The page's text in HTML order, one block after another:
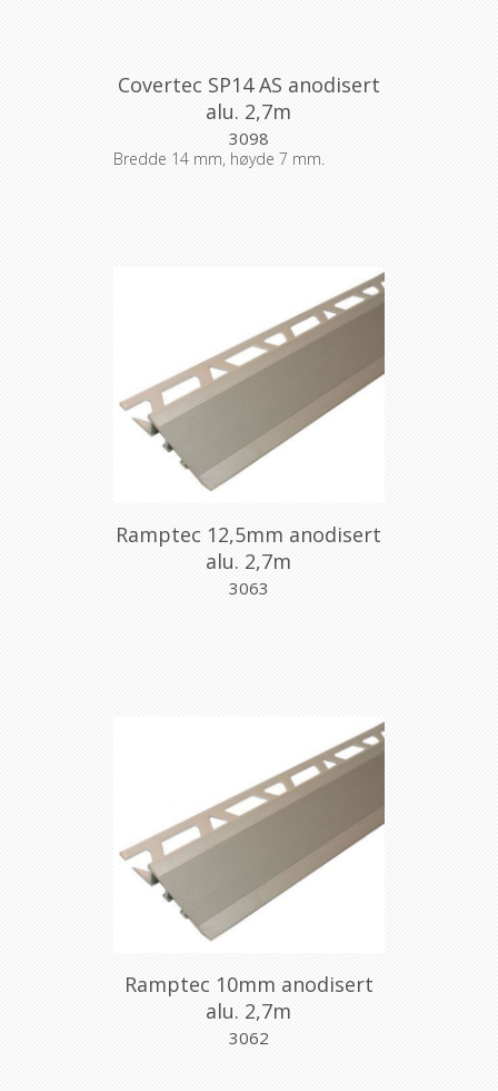
Covertec SP14 AS anodisert
alu. 2,7m
3098
Bredde 14 mm, høyde 7 mm.
Ramptec 12,5mm anodisert
alu. 2,7m
3063
Ramptec 10mm anodisert
alu. 2,7m
3062